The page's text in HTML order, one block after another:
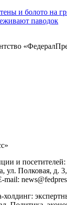
и болото на
паводок
»
и посетителей:
, ул. Полковая, д.
mail: